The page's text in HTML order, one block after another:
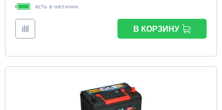
есть в наличии
В КОРЗИНУ